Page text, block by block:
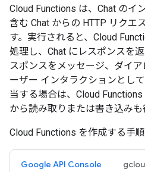
Cloud Functions は、Chat のイ
含む Chat からの HTTP リクエ
す。実行されると、Cloud
処理し、Chat にレスポンスを
スポンスをメッセージ、ダイ
ーザー インタラクションとし
当する場合は、Cloud
から読み取りまたは書き込みも
Cloud Functions を作成する手
Google API Console